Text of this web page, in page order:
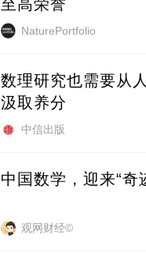
至高荣誉
NaturePortfolio
数理研究也需要从
汲取养分
中信出版
中国数学，迎来“奇
观网财经©